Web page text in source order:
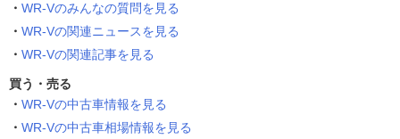
WR-Vのみんなの質問を見る
WR-Vの関連ニュースを見る
WR-Vの関連記事を見る
買う・売る
WR-Vの中古車情報を見る
WR-Vの中古車相場情報を見る